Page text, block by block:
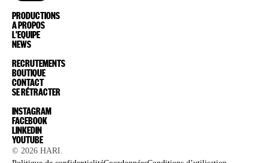
PRODUCTIONS
A PROPOS
L'EQUIPE
NEWS
RECRUTEMENTS
BOUTIQUE
CONTACT
SE RÉTRACTER
INSTAGRAM
FACEBOOK
LINKEDIN
YOUTUBE
© 2026 HARI.